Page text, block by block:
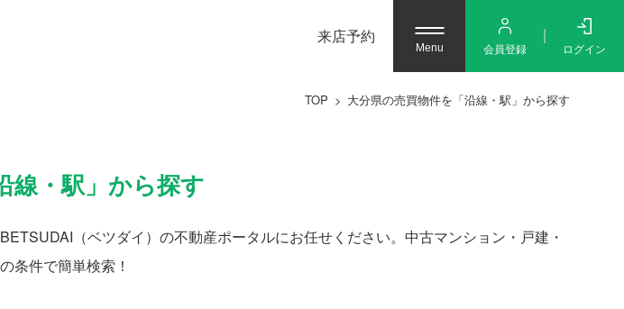
来店予約
Menu 会員登録 ログイン
TOP 大分県の売買物件を「沿線・駅」から探す
線・駅」から探す
（ベツダイ）の不動産ポータルにお任せください。中古マンション・戸建・
条件で簡単検索！